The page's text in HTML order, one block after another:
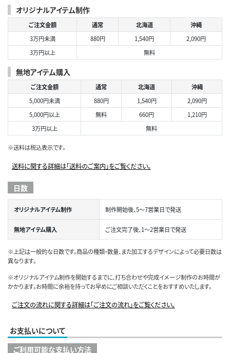
オリジナルアイテム制作
ご注文金額 通常 北海道
沖縄
3万円未満
880円 1,540円
2,090円
3万円以上
無料
無地アイテム購入
ご注文金額 通常 北海道
沖縄
5,000円未満
880円 1,540円
2,090円
5,000円以上
無料 660円
1,210円
3万円以上
無料
※送料は税込表示です。
送料に関する詳細は「送料のご案内」をご覧ください。
日数
オリジナルアイテム制作 制作開始後、5～7営業日で発送
無地アイテム購入 ご注文完了後、1～2営業日で発送
※上記は一般的な日数です。商品の種類・数量、また加工するデザインによって必要日数は
異なります。
※オリジナルアイテム制作を開始するまでに、打ち合わせや完成イメージ制作のお時間が
かかります。お時間に余裕を持ってお早めにご相談いただくことをおすすめいたします。
ご注文の流れに関する詳細は「ご注文の流れ」をご覧ください。
お支払いについて
ご利用可能な支払い方法